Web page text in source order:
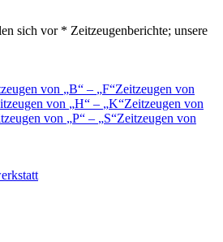
sich vor * Zeitzeugenberichte; unsere
von B – F Zeitzeugen von
von H – K Zeitzeugen von
von P – S Zeitzeugen von